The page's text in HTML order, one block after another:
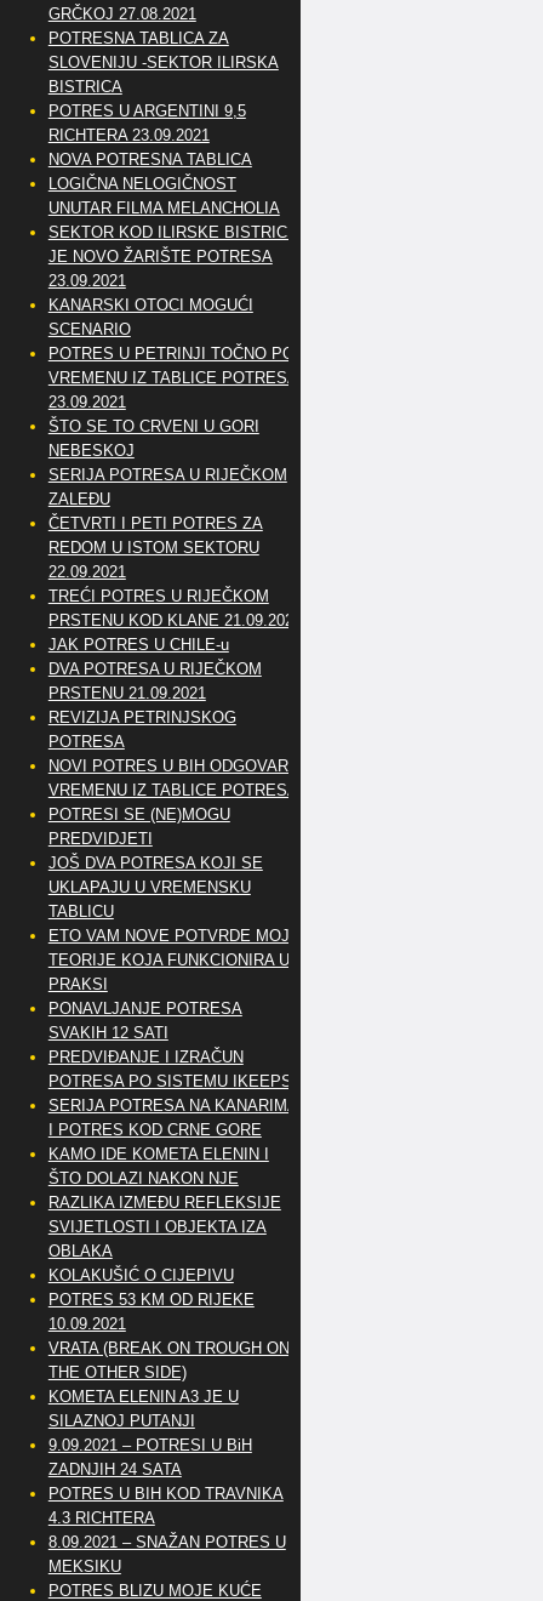
GRČKOJ 27.08.2021
POTRESNA TABLICA ZA
SLOVENIJU -SEKTOR ILIRSKA
BISTRICA
POTRES U ARGENTINI 9,5
RICHTERA 23.09.2021
NOVA POTRESNA TABLICA
LOGIČNA NELOGIČNOST
UNUTAR FILMA MELANCHOLIA
SEKTOR KOD ILIRSKE BISTRICE
JE NOVO ŽARIŠTE POTRESA
23.09.2021
KANARSKI OTOCI MOGUĆI
SCENARIO
POTRES U PETRINJI TOČNO PO
VREMENU IZ TABLICE POTRESA
23.09.2021
ŠTO SE TO CRVENI U GORI
NEBESKOJ
SERIJA POTRESA U RIJEČKOM
ZALEĐU
ČETVRTI I PETI POTRES ZA
REDOM U ISTOM SEKTORU
22.09.2021
TREĆI POTRES U RIJEČKOM
PRSTENU KOD KLANE 21.09.2021
JAK POTRES U CHILE-u
DVA POTRESA U RIJEČKOM
PRSTENU 21.09.2021
REVIZIJA PETRINJSKOG
POTRESA
NOVI POTRES U BIH ODGOVARA
VREMENU IZ TABLICE POTRESA
POTRESI SE (NE)MOGU
PREDVIDJETI
JOŠ DVA POTRESA KOJI SE
UKLAPAJU U VREMENSKU
TABLICU
ETO VAM NOVE POTVRDE MOJE
TEORIJE KOJA FUNKCIONIRA U
PRAKSI
PONAVLJANJE POTRESA
SVAKIH 12 SATI
PREDVIĐANJE I IZRAČUN
POTRESA PO SISTEMU IKEEPS
SERIJA POTRESA NA KANARIMA
I POTRES KOD CRNE GORE
KAMO IDE KOMETA ELENIN I
ŠTO DOLAZI NAKON NJE
RAZLIKA IZMEĐU REFLEKSIJE
SVIJETLOSTI I OBJEKTA IZA
OBLAKA
KOLAKUŠIĆ O CIJEPIVU
POTRES 53 KM OD RIJEKE
10.09.2021
VRATA (BREAK ON TROUGH ON
THE OTHER SIDE)
KOMETA ELENIN A3 JE U
SILAZNOJ PUTANJI
9.09.2021 – POTRESI U BiH
ZADNJIH 24 SATA
POTRES U BIH KOD TRAVNIKA
4.3 RICHTERA
8.09.2021 – SNAŽAN POTRES U
MEKSIKU
POTRES BLIZU MOJE KUĆE